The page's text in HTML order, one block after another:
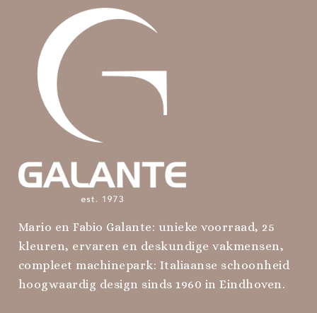
Mario en Fabio Galante: unieke voorraad, 25
kleuren, ervaren en deskundige vakmensen,
compleet machinepark: Italiaanse schoonheid
hoogwaardig design sinds 1960 in Eindhoven.